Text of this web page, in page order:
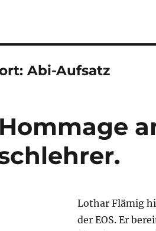
Abi-Aufsatz
Lothar Flämig
der EOS. Er